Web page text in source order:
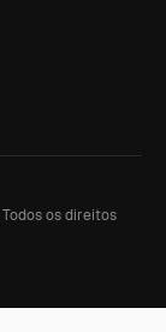
Todos os direitos